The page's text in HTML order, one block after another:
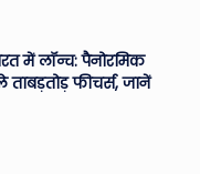
में लॉन्च: पैनोरमिक
फीचर्स, जानें